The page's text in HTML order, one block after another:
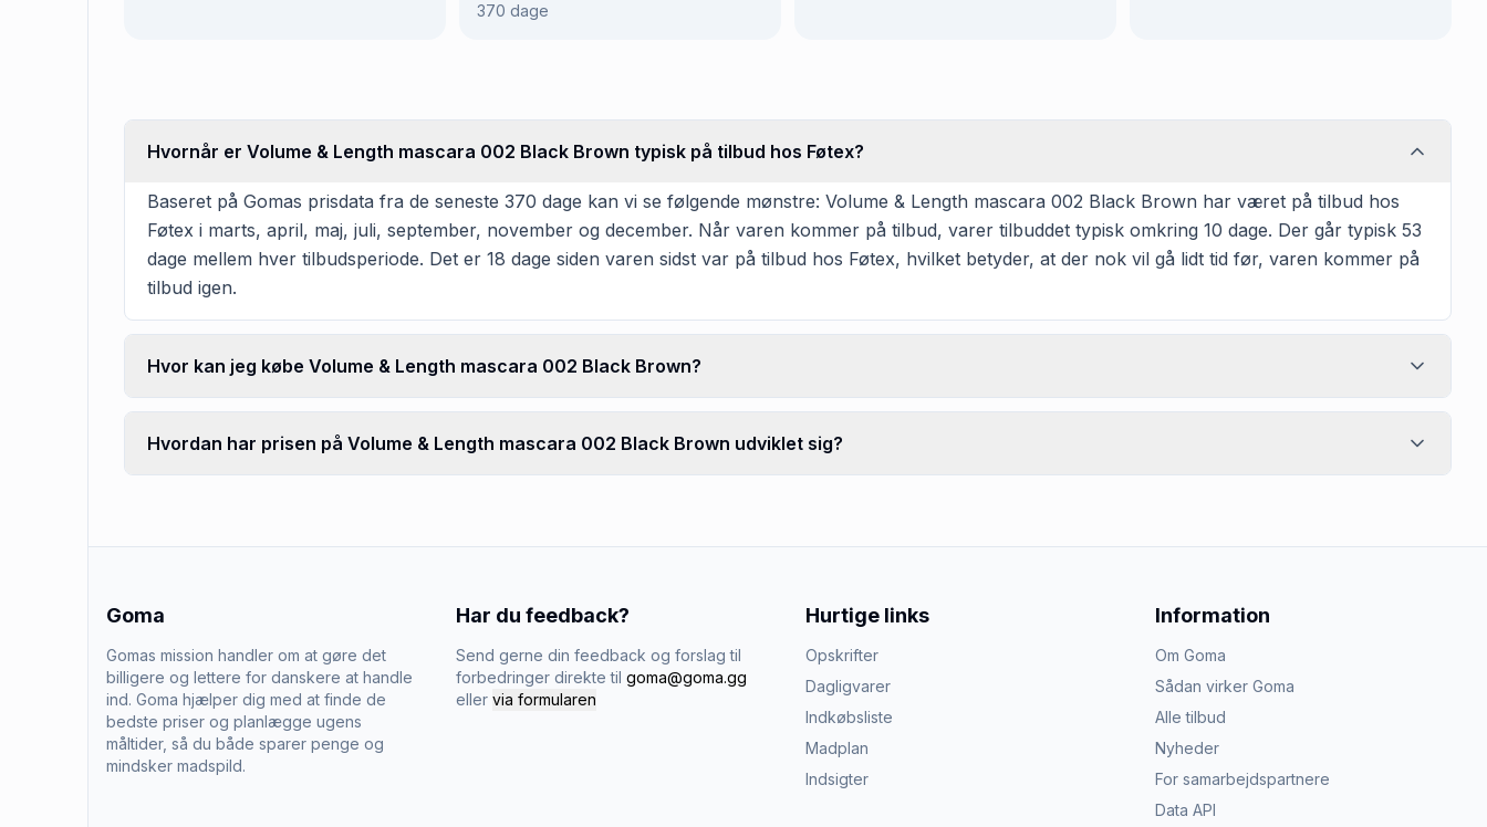
370 dage
Hvornår er Volume & Length mascara 002 Black Brown typisk på tilbud hos Føtex?
Baseret på Gomas prisdata fra de seneste 370 dage kan vi se følgende mønstre: Volume & Length mascara 002 Black Brown har været på tilbud hos
Føtex i marts, april, maj, juli, september, november og december. Når varen kommer på tilbud, varer tilbuddet typisk omkring 10 dage. Der går typisk 53
dage mellem hver tilbudsperiode. Det er 18 dage siden varen sidst var på tilbud hos Føtex, hvilket betyder, at der nok vil gå lidt tid før, varen kommer på
tilbud igen.
Hvor kan jeg købe Volume & Length mascara 002 Black Brown?
Hvordan har prisen på Volume & Length mascara 002 Black Brown udviklet sig?
Goma
Gomas mission handler om at gøre det
billigere og lettere for danskere at handle
ind. Goma hjælper dig med at finde de
bedste priser og planlægge ugens
måltider, så du både sparer penge og
mindsker madspild.
Har du feedback?
Send gerne din feedback og forslag til
forbedringer direkte til goma@goma.gg
eller via formularen
Hurtige links
Opskrifter
Dagligvarer
Indkøbsliste
Madplan
Indsigter
Information
Om Goma
Sådan virker Goma
Alle tilbud
Nyheder
For samarbejdspartnere
Data API